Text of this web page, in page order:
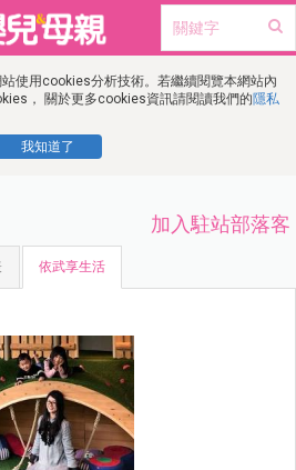
使用cookies分析技術。若繼續閱覽本網站內
， 關於更多cookies資訊請閱讀我們的隱私
我知道了
加入駐站部落客
依武享生活